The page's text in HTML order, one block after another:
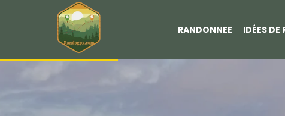
RANDONNEE IDÉES DE